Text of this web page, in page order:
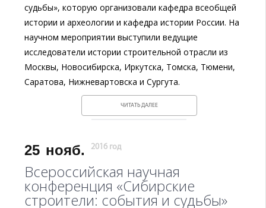
судьбы», которую организовали кафедра всеобщей
истории и археологии и кафедра истории России. На
научном мероприятии выступили ведущие
исследователи истории строительной отрасли из
Москвы, Новосибирска, Иркутска, Томска, Тюмени,
Саратова, Нижневартовска и Сургута.
ЧИТАТЬ ДАЛЕЕ
25 нояб. 2016 год
Всероссийская научная
конференция «Сибирские
строители: события и судьбы»